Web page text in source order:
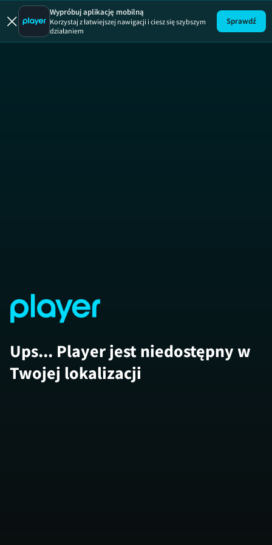
Wypróbuj aplikację mobilną
Korzystaj z łatwiejszej nawigacji i ciesz się szybszym
działaniem
Sprawdź
Ups... Player jest niedostępny w
Twojej lokalizacji